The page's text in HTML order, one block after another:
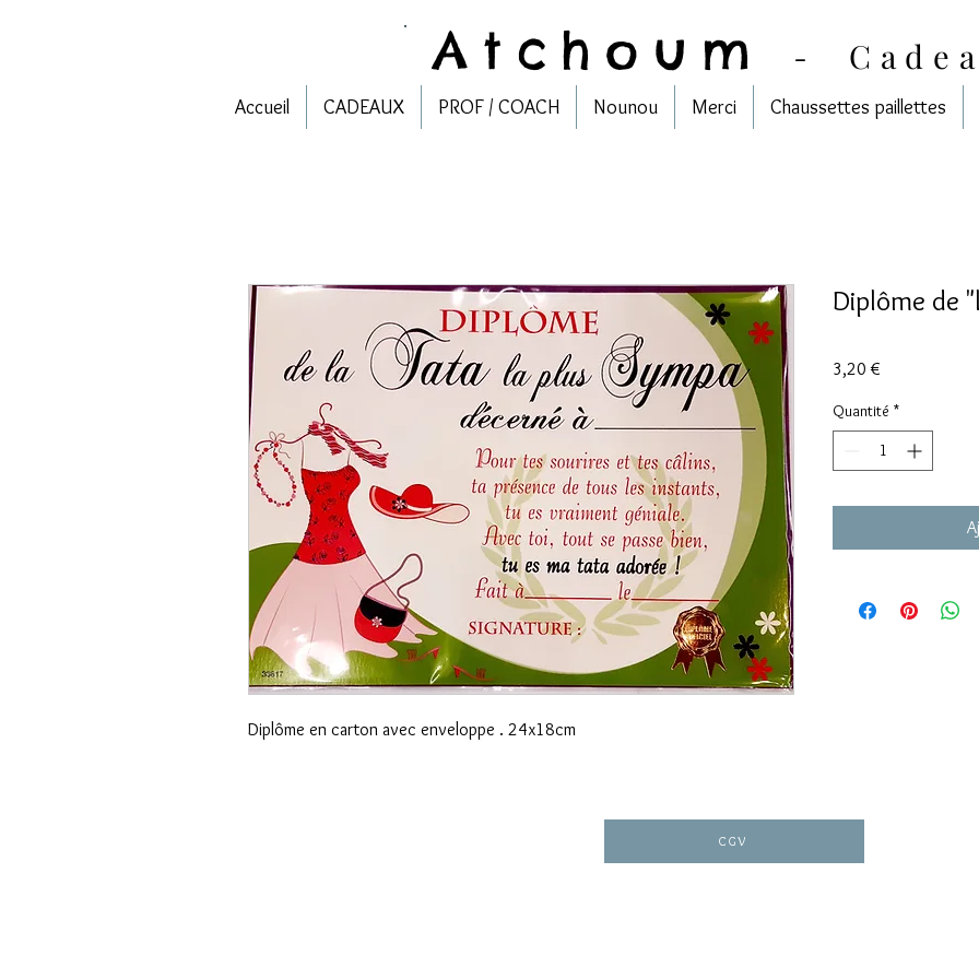
Accueil CADEAUX PROF / COACH Nounou Merci Chaussettes paillettes
Atchoum -
Diplôme en carton avec enveloppe . 24x18cm
Diplôme de
3,20 €
Quantité *
CGV